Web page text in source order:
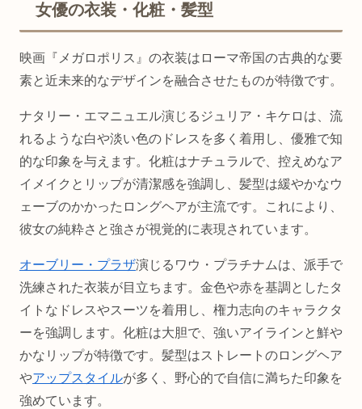
女優の衣装・化粧・髪型
映画『メガロポリス』の衣装はローマ帝国の古典的な要
素と近未来的なデザインを融合させたものが特徴です。
ナタリー・エマニュエル演じるジュリア・キケロは、流
れるような白や淡い色のドレスを多く着用し、優雅で知
的な印象を与えます。化粧はナチュラルで、控えめなア
イメイクとリップが清潔感を強調し、髪型は緩やかなウ
ェーブのかかったロングヘアが主流です。これにより、
彼女の純粋さと強さが視覚的に表現されています。
オーブリー・プラザ演じるワウ・プラチナムは、派手で
洗練された衣装が目立ちます。金色や赤を基調としたタ
イトなドレスやスーツを着用し、権力志向のキャラクタ
ーを強調します。化粧は大胆で、強いアイラインと鮮や
かなリップが特徴です。髪型はストレートのロングヘア
やアップスタイルが多く、野心的で自信に満ちた印象を
強めています。